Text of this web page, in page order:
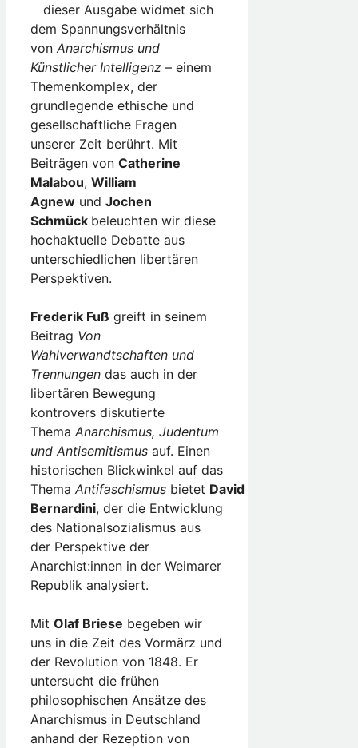
dieser Ausgabe widmet sich
dem Spannungsverhältnis
von Anarchismus und
Künstlicher Intelligenz – einem
Themenkomplex, der
grundlegende ethische und
gesellschaftliche Fragen
unserer Zeit berührt. Mit
Beiträgen von Catherine
Malabou, William
Agnew und Jochen
Schmück beleuchten wir diese
hochaktuelle Debatte aus
unterschiedlichen libertären
Perspektiven.
Frederik Fuß greift in seinem
Beitrag Von
Wahlverwandtschaften und
Trennungen das auch in der
libertären Bewegung
kontrovers diskutierte
Thema Anarchismus, Judentum
und Antisemitismus auf. Einen
historischen Blickwinkel auf das
Thema Antifaschismus bietet David
Bernardini, der die Entwicklung
des Nationalsozialismus aus
der Perspektive der
Anarchist:innen in der Weimarer
Republik analysiert.
Mit Olaf Briese begeben wir
uns in die Zeit des Vormärz und
der Revolution von 1848. Er
untersucht die frühen
philosophischen Ansätze des
Anarchismus in Deutschland
anhand der Rezeption von